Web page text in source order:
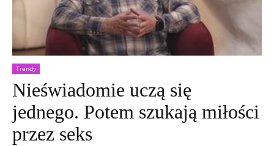
Trendy
Nieświadomie uczą się
jednego. Potem szukają miłości
przez seks